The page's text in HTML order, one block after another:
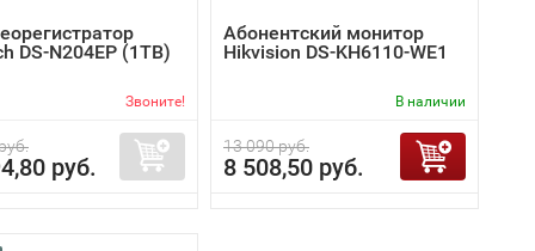
DS-N204EP (1TB)
Звоните!
руб.
Абонентский монитор
Hikvision DS-KH6110-WE1
В наличии
13 090 руб.
8 508,50 руб.